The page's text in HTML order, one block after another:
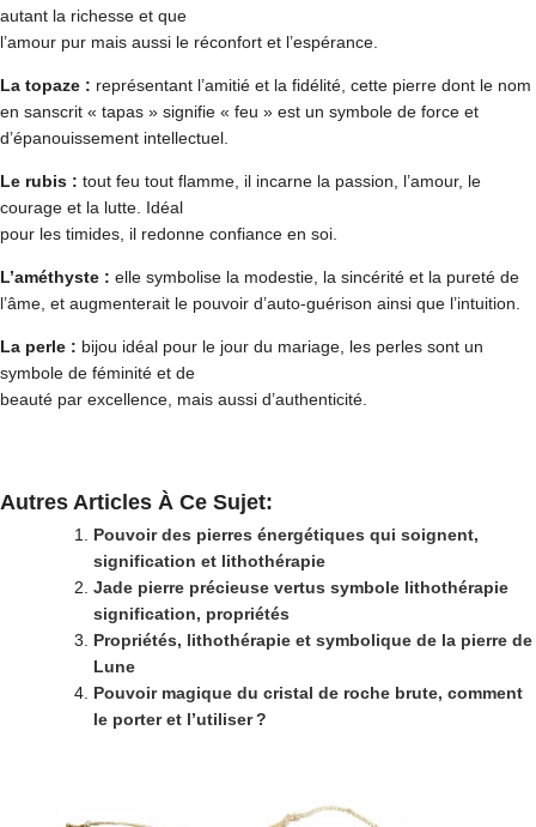
autant la richesse et que
l’amour pur mais aussi le réconfort et l’espérance.
La topaze : représentant l’amitié et la fidélité, cette pierre dont le nom
en sanscrit « tapas » signifie « feu » est un symbole de force et
d’épanouissement intellectuel.
Le rubis : tout feu tout flamme, il incarne la passion, l’amour, le
courage et la lutte. Idéal
pour les timides, il redonne confiance en soi.
L’améthyste : elle symbolise la modestie, la sincérité et la pureté de
l’âme, et augmenterait le pouvoir d’auto-guérison ainsi que l’intuition.
La perle : bijou idéal pour le jour du mariage, les perles sont un
symbole de féminité et de
beauté par excellence, mais aussi d’authenticité.
Autres Articles À Ce Sujet:
Pouvoir des pierres énergétiques qui soignent,
signification et lithothérapie
Jade pierre précieuse vertus symbole lithothérapie
signification, propriétés
Propriétés, lithothérapie et symbolique de la pierre de
Lune
Pouvoir magique du cristal de roche brute, comment
le porter et l’utiliser ?